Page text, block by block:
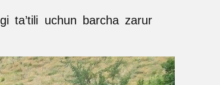
ta’tili uchun barcha zarur